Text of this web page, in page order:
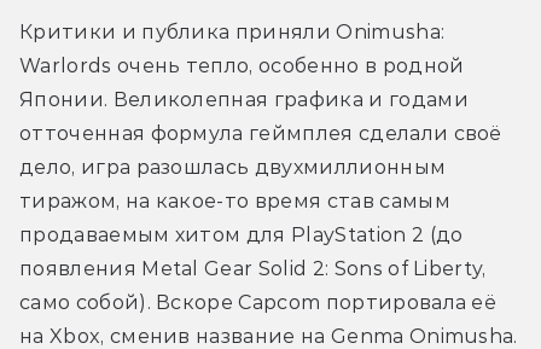
Критики и публика приняли Onimusha:
Warlords очень тепло, особенно в родной
Японии. Великолепная графика и годами
отточенная формула геймплея сделали своё
дело, игра разошлась двухмиллионным
тиражом, на какое-то время став самым
продаваемым хитом для PlayStation 2 (до
появления Metal Gear Solid 2: Sons of Liberty,
само собой). Вскоре Capcom портировала её
на Xbox, сменив название на Genma Onimusha.